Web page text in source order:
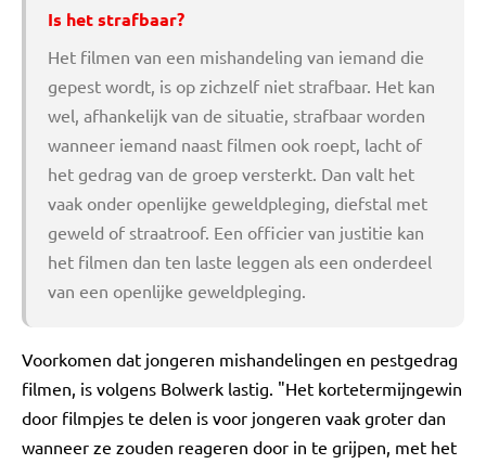
Is het strafbaar?
Het filmen van een mishandeling van iemand die
gepest wordt, is op zichzelf niet strafbaar. Het kan
wel, afhankelijk van de situatie, strafbaar worden
wanneer iemand naast filmen ook roept, lacht of
het gedrag van de groep versterkt. Dan valt het
vaak onder openlijke geweldpleging, diefstal met
geweld of straatroof. Een officier van justitie kan
het filmen dan ten laste leggen als een onderdeel
van een openlijke geweldpleging.
Voorkomen dat jongeren mishandelingen en pestgedrag
filmen, is volgens Bolwerk lastig. "Het kortetermijngewin
door filmpjes te delen is voor jongeren vaak groter dan
wanneer ze zouden reageren door in te grijpen, met het